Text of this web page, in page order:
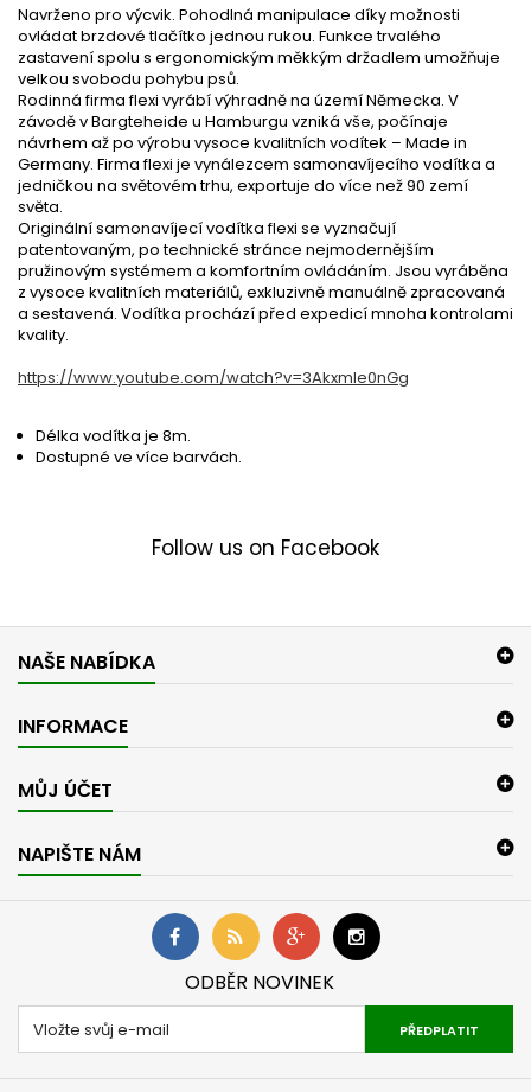
Navrženo pro výcvik. Pohodlná manipulace díky možnosti
ovládat brzdové tlačítko jednou rukou. Funkce trvalého
zastavení spolu s ergonomickým měkkým držadlem umožňuje
velkou svobodu pohybu psů.
Rodinná firma flexi vyrábí výhradně na území Německa. V
závodě v Bargteheide u Hamburgu vzniká vše, počínaje
návrhem až po výrobu vysoce kvalitních vodítek – Made in
Germany. Firma flexi je vynálezcem samonavíjecího vodítka a
jedničkou na světovém trhu, exportuje do více než 90 zemí
světa.
Originální samonavíjecí vodítka flexi se vyznačují
patentovaným, po technické stránce nejmodernějším
pružinovým systémem a komfortním ovládáním. Jsou vyráběna
z vysoce kvalitních materiálů, exkluzivně manuálně zpracovaná
a sestavená. Vodítka prochází před expedicí mnoha kontrolami
kvality.
https://www.youtube.com/watch?v=3Akxmle0nGg
Délka vodítka je 8m.
Dostupné ve více barvách.
Follow us on Facebook
NAŠE NABÍDKA
INFORMACE
MŮJ ÚČET
NAPIŠTE NÁM
ODBĚR NOVINEK
PŘEDPLATIT